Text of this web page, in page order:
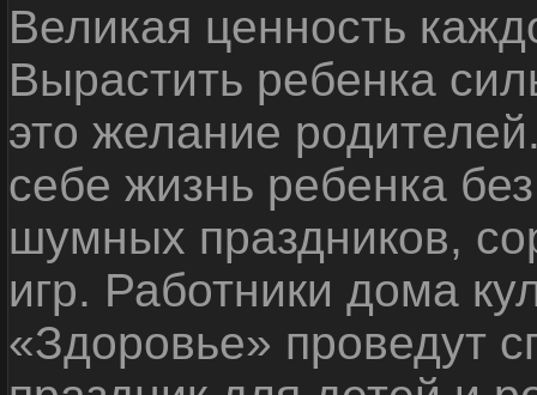
Великая ценность
Вырастить ребенка
это желание
себе жизнь ребенка
шумных праздников,
игр. Работники дома
«Здоровье» проведут